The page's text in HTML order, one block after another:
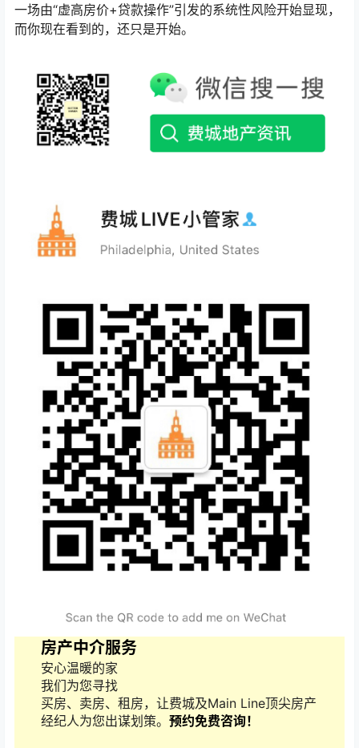
一场由“虚高房价+贷款操作”引发的系统性风险开始显现，
而你现在看到的，还只是开始。
房产中介服务
安心温暖的家
我们为您寻找
买房、卖房、租房，让费城及Main Line顶尖房产
经纪人为您出谋划策。 预约免费咨询！